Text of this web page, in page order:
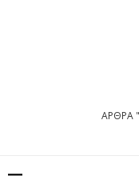
ΑΡΘΡΑ